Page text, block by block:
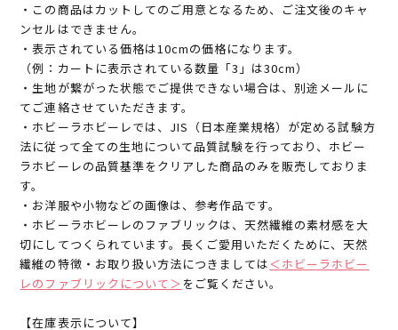
・この商品はカットしてのご用意となるため、ご注文後のキャ
ンセルはできません。
・表示されている価格は10cmの価格になります。
（例：カートに表示されている数量「3」は30cm）
・生地が繋がった状態でご提供できない場合は、別途メールに
てご連絡させていただきます。
・ホビーラホビーレでは、JIS（日本産業規格）が定める試験方
法に従って全ての生地について品質試験を行っており、ホビー
ラホビーレの品質基準をクリアした商品のみを販売しておりま
す。
・お洋服や小物などの画像は、参考作品です。
・ホビーラホビーレのファブリックは、天然繊維の素材感を大
切にしてつくられています。長くご愛用いただくために、天然
繊維の特徴・お取り扱い方法につきましては＜ホビーラホビー
レのファブリックについて＞ をご覧ください。
【在庫表示について】